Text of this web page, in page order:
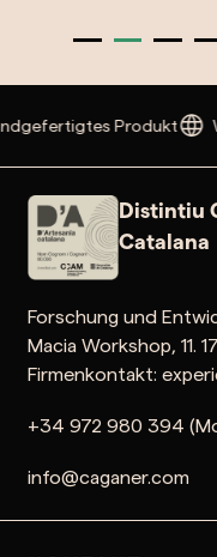
Produkt
Distintiu
Catalana
Forschung und
Macia Workshop, 11.
Firmenkontakt:
+34 972 980 394
info@caganer.com